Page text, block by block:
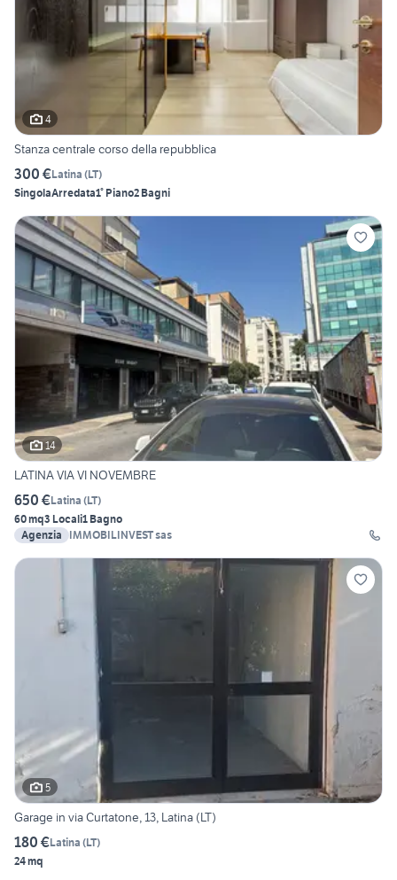
4
Stanza centrale corso della repubblica
300 €Latina (LT)
SingolaArredata1° Piano2 Bagni
14
LATINA VIA VI NOVEMBRE
650 €Latina (LT)
60 mq3 Locali1 Bagno
Agenzia
IMMOBILINVEST sas
5
Garage in via Curtatone, 13, Latina (LT)
180 €Latina (LT)
24 mq